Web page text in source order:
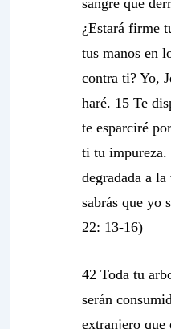
sangre que
¿Estará firme
tus manos en
contra ti? Yo,
haré. 15 Te
te esparciré
ti tu impureza.
degradada a
sabrás que yo
22: 13-16)
42 Toda tu
serán
extranjero que